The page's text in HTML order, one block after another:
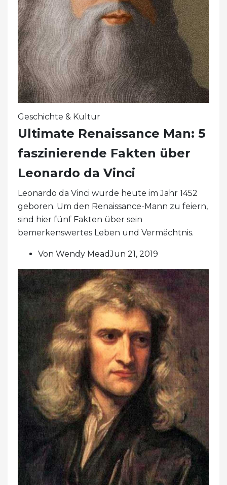
Geschichte & Kultur
Ultimate Renaissance Man: 5
faszinierende Fakten über
Leonardo da Vinci
Leonardo da Vinci wurde heute im Jahr 1452
geboren. Um den Renaissance-Mann zu feiern,
sind hier fünf Fakten über sein
bemerkenswertes Leben und Vermächtnis.
Von Wendy MeadJun 21, 2019